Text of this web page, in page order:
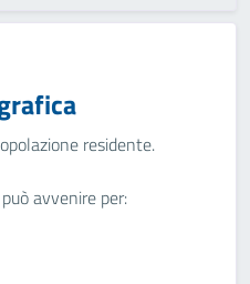
residente.
avvenire per: